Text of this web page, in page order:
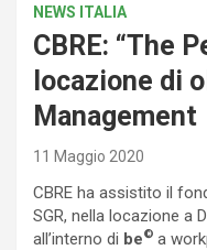
NEWS ITALIA
CBRE: “The
locazione di
Management
11 Maggio 2020
CBRE ha assistito il
SGR, nella locazione a
all’interno di be© a